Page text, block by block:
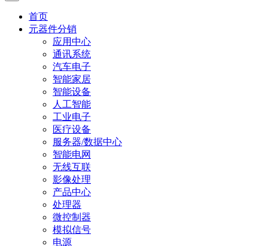
首页
元器件分销
应用中心
通讯系统
汽车电子
智能家居
智能设备
人工智能
工业电子
医疗设备
服务器/数据中心
智能电网
无线互联
影像处理
产品中心
处理器
微控制器
模拟信号
电源